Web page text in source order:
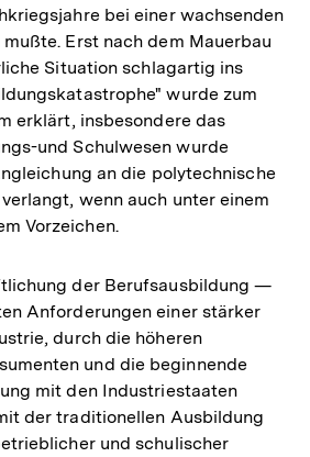
bei einer wachsenden
Erst nach dem Mauerbau
Situation schlagartig ins
wurde zum
erklärt, insbesondere das
und Schulwesen wurde
an die polytechnische
wenn auch unter einem
Vorzeichen.
der Berufsausbildung —
Anforderungen einer stärker
durch die höheren
und die beginnende
mit den Industriestaaten
der traditionellen Ausbildung
und schulischer